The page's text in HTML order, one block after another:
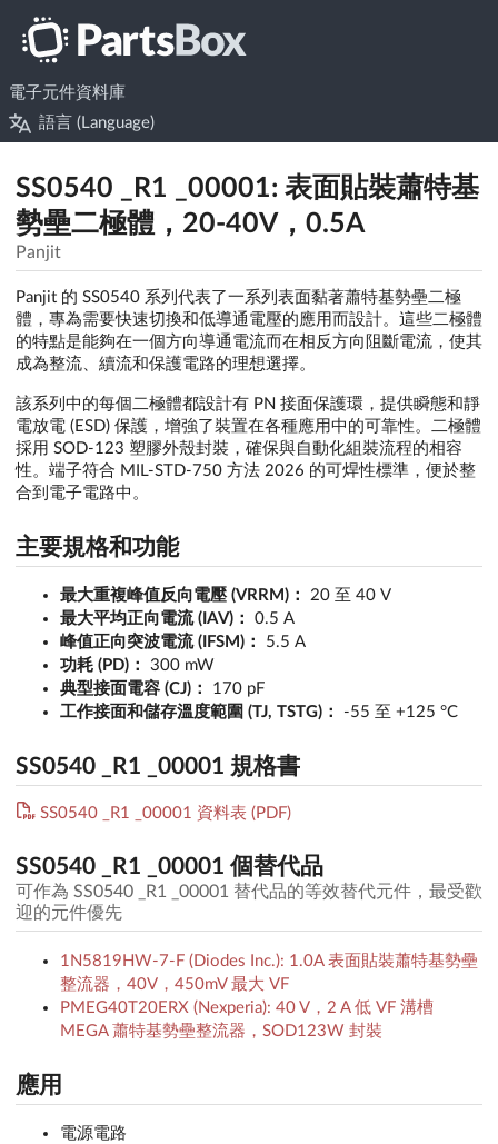
電子元件資料庫
語言 (Language)
SS0540 _R1 _00001: 表面貼裝蕭特基
勢壘二極體，20-40V，0.5A
Panjit
Panjit 的 SS0540 系列代表了一系列表面黏著蕭特基勢壘二極
體，專為需要快速切換和低導通電壓的應用而設計。這些二極體
的特點是能夠在一個方向導通電流而在相反方向阻斷電流，使其
成為整流、續流和保護電路的理想選擇。
該系列中的每個二極體都設計有 PN 接面保護環，提供瞬態和靜
電放電 (ESD) 保護，增強了裝置在各種應用中的可靠性。二極體
採用 SOD-123 塑膠外殼封裝，確保與自動化組裝流程的相容
性。端子符合 MIL-STD-750 方法 2026 的可焊性標準，便於整
合到電子電路中。
主要規格和功能
最大重複峰值反向電壓 (VRRM)：
20 至 40 V
最大平均正向電流 (IAV)：
0.5 A
峰值正向突波電流 (IFSM)：
5.5 A
功耗 (PD)：
300 mW
典型接面電容 (CJ)：
170 pF
工作接面和儲存溫度範圍 (TJ, TSTG)：
-55 至 +125 °C
SS0540 _R1 _00001 規格書
SS0540 _R1 _00001 資料表 (PDF)
SS0540 _R1 _00001 個替代品
可作為 SS0540 _R1 _00001 替代品的等效替代元件，最受歡
迎的元件優先
1N5819HW-7-F (Diodes Inc.): 1.0A 表面貼裝蕭特基勢壘
整流器，40V，450mV 最大 VF
PMEG40T20ERX (Nexperia): 40 V，2 A 低 VF 溝槽
MEGA 蕭特基勢壘整流器，SOD123W 封裝
應用
電源電路